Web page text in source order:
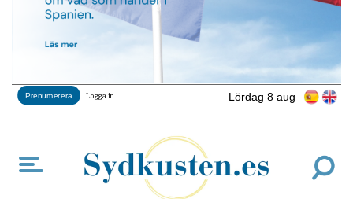
Lördag 8 aug
Prenumerera Logga in